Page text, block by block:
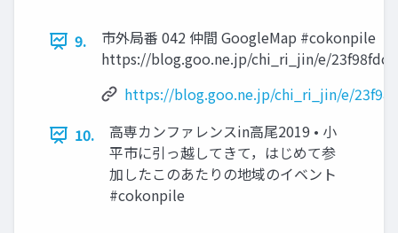
9.
市外局番 042 仲間 GoogleMap #cokonpile
https://blog.goo.ne.jp/chi_ri_jin/e/
https://blog.goo.ne.jp/chi_ri_jin/e/
10.
高専カンファレンスin高尾2019 • 小
平市に引っ越してきて，はじめて参
加したこのあたりの地域のイベント
#cokonpile